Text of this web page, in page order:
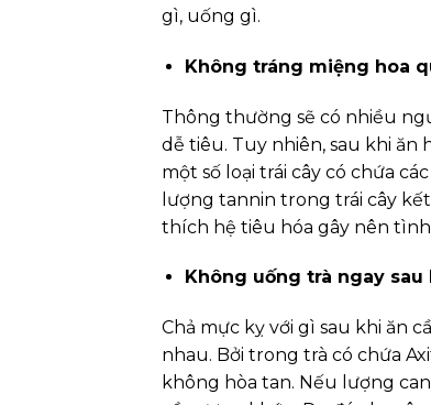
gì, uống gì.
Không tráng miệng hoa
Thông thường sẽ có nhiều
dễ tiêu. Tuy nhiên, sau khi ăn
một số loại trái cây có chứa
lượng tannin trong trái cây
thích hệ tiêu hóa gây nên
Không uống trà ngay
Chả mực kỵ với gì sau khi ăn
nhau. Bởi trong trà có chứa
không hòa tan. Nếu lượng